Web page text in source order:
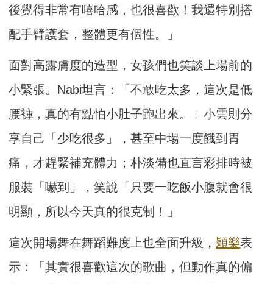
後覺得非常有嘻哈感，也很喜歡！我還特別搭
配手臂護套，整體更有個性。」
面對高露膚度的造型，女孩們也笑談上場前的
小緊張。Nabi坦言：「不敢吃太多，這次是低
腰褲，真的有點怕小肚子跑出來。」小雲則分
享自己「少吃很多」，甚至中場一度餓到胃
痛，才趕緊補充體力；朴淡備也直言彩排時被
服裝「嚇到」，笑說「只要一吃飯小腹就會很
明顯，所以今天真的很克制！」
這次開場舞在舞蹈難度上也全面升級， 穎樂表
示：「其實很喜歡這次的歌曲，但動作真的偏